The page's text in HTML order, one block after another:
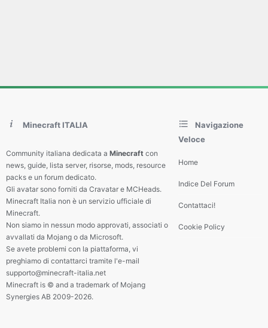
Minecraft ITALIA
Community italiana dedicata a Minecraft con
news, guide, lista server, risorse, mods, resource
packs e un forum dedicato.
Gli avatar sono forniti da Cravatar e MCHeads.
Minecraft Italia non è un servizio ufficiale di
Minecraft.
Non siamo in nessun modo approvati, associati o
avvallati da Mojang o da Microsoft.
Se avete problemi con la piattaforma, vi
preghiamo di contattarci tramite l'e-mail
supporto@minecraft-italia.net
Minecraft is © and a trademark of Mojang
Synergies AB 2009-2026.
Navigazione
Veloce
Home
Indice Del Forum
Contattaci!
Cookie Policy